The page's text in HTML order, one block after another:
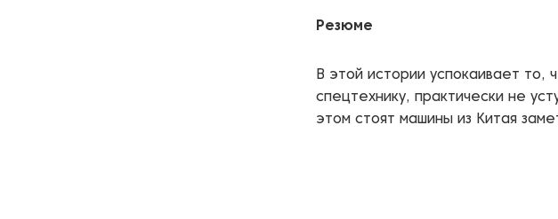
Резюме
В этой истории успокаивает то,
спецтехнику, практически не
этом стоят машины из Китая